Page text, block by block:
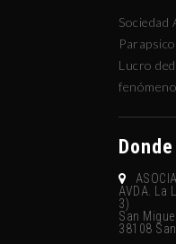
Sociedad
Lucro
AVDA. La
3)
San
38108